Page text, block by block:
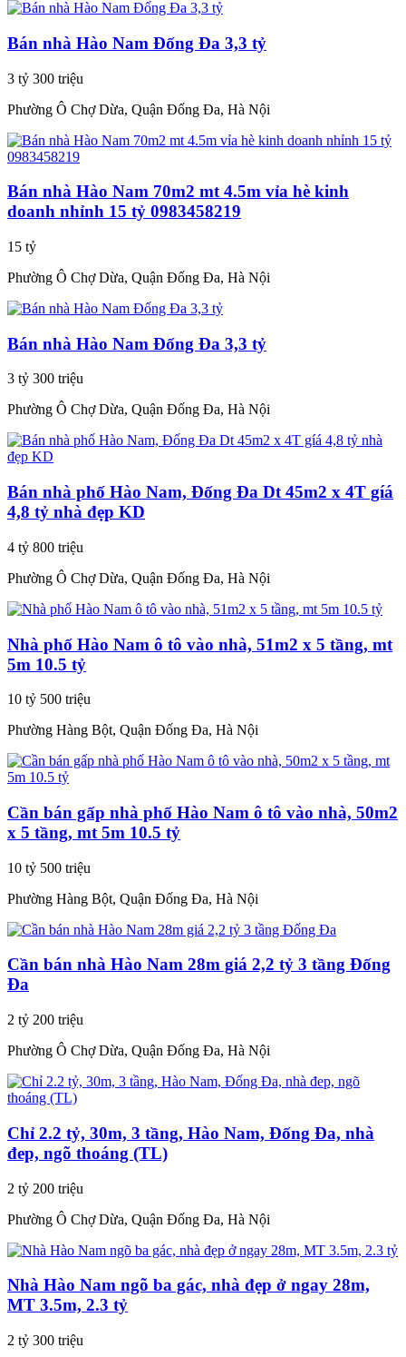
Bán nhà Hào Nam Đống Đa 3,3 tỷ
3 tỷ 300 triệu
Phường Ô Chợ Dừa, Quận Đống Đa, Hà Nội
Bán nhà Hào Nam 70m2 mt 4.5m vỉa hè kinh
doanh nhỉnh 15 tỷ 0983458219
15 tỷ
Phường Ô Chợ Dừa, Quận Đống Đa, Hà Nội
Bán nhà Hào Nam Đống Đa 3,3 tỷ
3 tỷ 300 triệu
Phường Ô Chợ Dừa, Quận Đống Đa, Hà Nội
Bán nhà phố Hào Nam, Đống Đa Dt 45m2 x 4T gíá
4,8 tỷ nhà đẹp KD
4 tỷ 800 triệu
Phường Ô Chợ Dừa, Quận Đống Đa, Hà Nội
Nhà phố Hào Nam ô tô vào nhà, 51m2 x 5 tầng, mt
5m 10.5 tỷ
10 tỷ 500 triệu
Phường Hàng Bột, Quận Đống Đa, Hà Nội
Cần bán gấp nhà phố Hào Nam ô tô vào nhà, 50m2
x 5 tầng, mt 5m 10.5 tỷ
10 tỷ 500 triệu
Phường Hàng Bột, Quận Đống Đa, Hà Nội
Cần bán nhà Hào Nam 28m giá 2,2 tỷ 3 tầng Đống
Đa
2 tỷ 200 triệu
Phường Ô Chợ Dừa, Quận Đống Đa, Hà Nội
Chỉ 2.2 tỷ, 30m, 3 tầng, Hào Nam, Đống Đa, nhà
đep, ngõ thoáng (TL)
2 tỷ 200 triệu
Phường Ô Chợ Dừa, Quận Đống Đa, Hà Nội
Nhà Hào Nam ngõ ba gác, nhà đẹp ở ngay 28m,
MT 3.5m, 2.3 tỷ
2 tỷ 300 triệu